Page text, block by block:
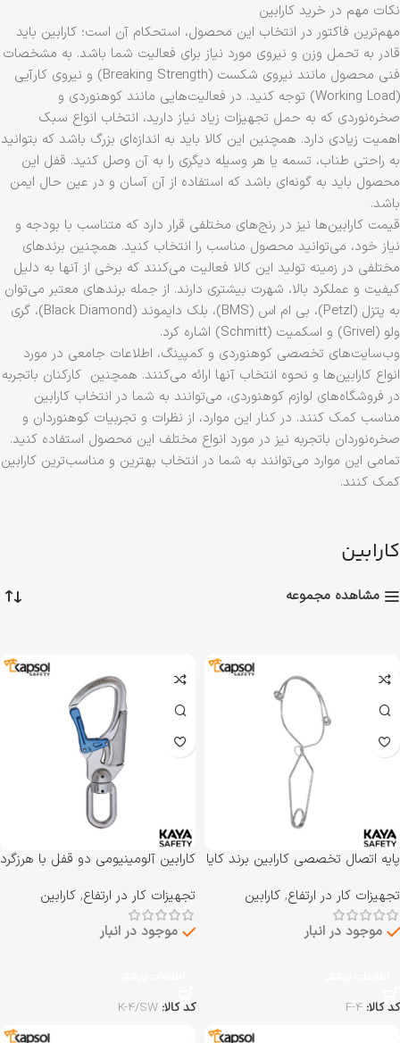
نکات مهم در خرید کارابین
مهم‌ترین فاکتور در انتخاب این محصول، استحکام آن است؛ کارابین باید
قادر به تحمل وزن و نیروی مورد نیاز برای فعالیت شما باشد. به مشخصات
فنی محصول مانند نیروی شکست (Breaking Strength) و نیروی کارآیی
(Working Load) توجه کنید. در فعالیت‌هایی مانند کوهنوردی و
صخره‌نوردی که به حمل تجهیزات زیاد نیاز دارید، انتخاب انواع سبک
اهمیت زیادی دارد. همچنین این کالا باید به اندازه‌ای بزرگ باشد که بتوانید
به راحتی طناب، تسمه یا هر وسیله دیگری را به آن وصل کنید. قفل این
محصول باید به گونه‌ای باشد که استفاده از آن آسان و در عین حال ایمن
باشد.
قیمت کارابین‌ها نیز در رنج‌های مختلفی قرار دارد که متناسب با بودجه و
نیاز خود، می‌توانید محصول مناسب را انتخاب کنید. همچنین برندهای
مختلفی در زمینه تولید این کالا فعالیت می‌کنند که برخی از آنها به دلیل
کیفیت و عملکرد بالا، شهرت بیشتری دارند. از جمله برندهای معتبر می‌توان
به پتزل (Petzl)، بی ام اس (BMS)، بلک دایموند (Black Diamond)، گری
ولو (Grivel) و اسکمیت (Schmitt) اشاره کرد.
وب‌سایت‌های تخصصی کوهنوردی و کمپینگ، اطلاعات جامعی در مورد
انواع کارابین‌ها و نحوه انتخاب آنها ارائه می‌کنند. همچنین کارکنان باتجربه
در فروشگاه‌های لوازم کوهنوردی، می‌توانند به شما در انتخاب کارابین
مناسب کمک کنند. در کنار این موارد، از نظرات و تجربیات کوهنوردان و
صخره‌نوردان باتجربه نیز در مورد انواع مختلف این محصول استفاده کنید.
تمامی این موارد می‌توانند به شما در انتخاب بهترین و مناسب‌ترین کارابین
کمک کنند.
کارابین
مشاهده مجموعه
پایه اتصال تخصصی کارابین برند کایا
تجهیزات کار در ارتفاع, کارابین
موجود در انبار
کد کالا: F-4
کارابین آلومینیومی دو قفل با هرزگرد
مدل K-4/SW
تجهیزات کار در ارتفاع, کارابین
موجود در انبار
کد کالا: K-4/SW